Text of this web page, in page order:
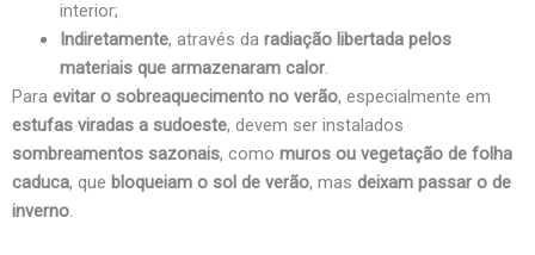
interior;
Indiretamente, através da radiação libertada pelos
materiais que armazenaram calor.
Para evitar o sobreaquecimento no verão, especialmente em
estufas viradas a sudoeste, devem ser instalados
sombreamentos sazonais, como muros ou vegetação de folha
caduca, que bloqueiam o sol de verão, mas deixam passar o de
inverno.